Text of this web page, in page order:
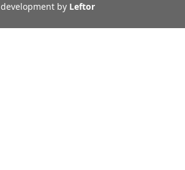
development by Leftor